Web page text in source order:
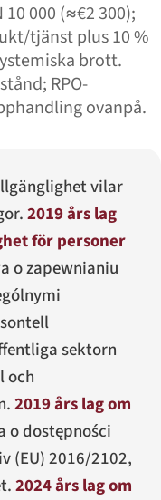
000 (≈€2 300);
tjänst plus 10 %
brott.
RPO-
ovanpå.
vilar
2019 års lag
för personer
o zapewnianiu
sektorn
och
2019 års lag om
o dostępności
(EU) 2016/2102,
2024 års lag om